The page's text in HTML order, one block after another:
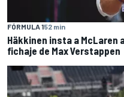
FÓRMULA 152 min
Häkkinen insta a McLaren
fichaje de Max Verstappen